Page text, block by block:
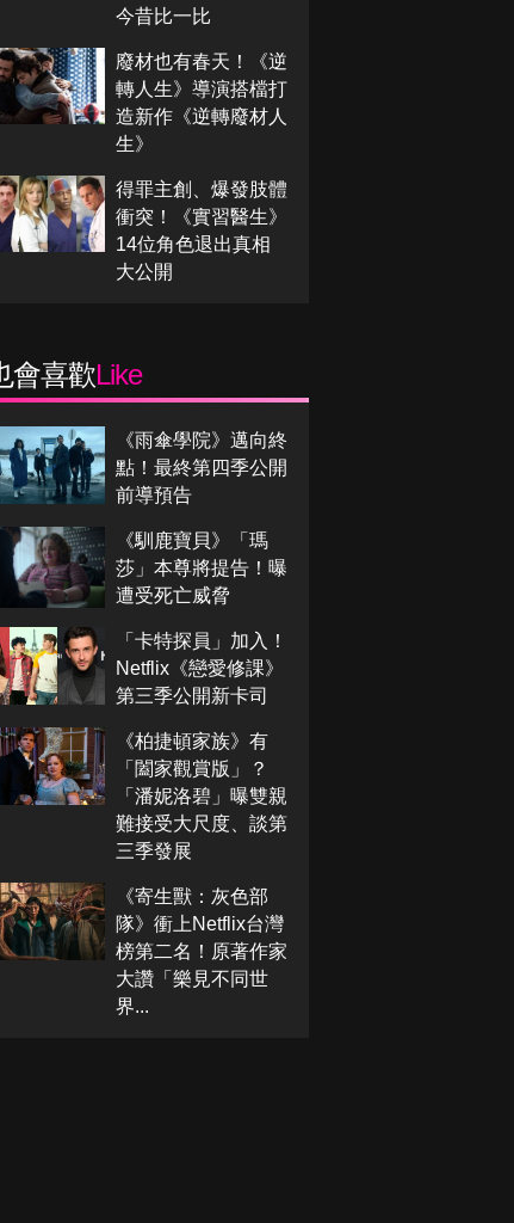
今昔比一比
廢材也有春天！《逆
轉人生》導演搭檔打
造新作《逆轉廢材人
生》
得罪主創、爆發肢體
衝突！《實習醫生》
14位角色退出真相
大公開
會喜歡Like
《雨傘學院》邁向終
點！最終第四季公開
前導預告
《馴鹿寶貝》「瑪
莎」本尊將提告！曝
遭受死亡威脅
「卡特探員」加入！
Netflix《戀愛修課》
第三季公開新卡司
《柏捷頓家族》有
「闔家觀賞版」？
「潘妮洛碧」曝雙親
難接受大尺度、談第
三季發展
《寄生獸：灰色部
隊》衝上Netflix台灣
榜第二名！原著作家
大讚「樂見不同世
界...